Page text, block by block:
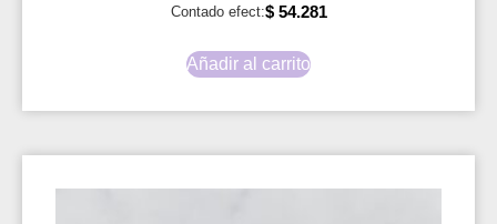
Contado efect:$54.281
Añadir al carrito